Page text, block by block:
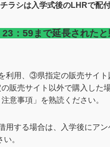
シは入学式後のLHRで配付
：59まで延長された
利用、③県指定の販売サイト
の販売サイト以外で購入した
意事項」を熟読ください。
用する場合は、入学後にア
。